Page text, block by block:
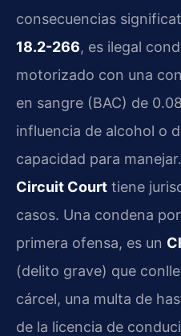
consecuencias
18.2-266, es ilegal
motorizado con una
en sangre (BAC) de
influencia de alcohol o
capacidad para
Circuit Court tiene
casos. Una condena
primera ofensa, es un
(delito grave) que
cárcel, una multa de
de la licencia de